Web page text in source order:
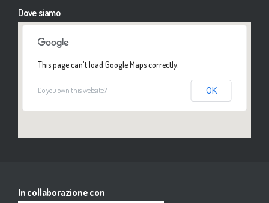
Dove siamo
This page can't load Google Maps correctly.
Do you own this website? OK
In collaborazione con